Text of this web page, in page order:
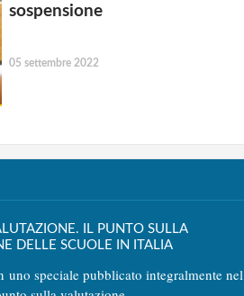
sospensione
05 settembre 2022
IL PUNTO SULLA
DELLE SCUOLE IN ITALIA
uno speciale pubblicato integralmente